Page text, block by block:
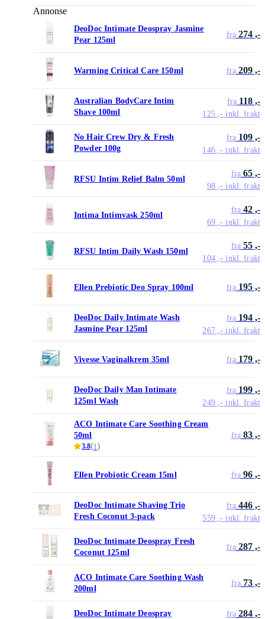
DeoDoc Intimate Deospray Jasmine
Pear 125ml
fra 274 ,-
Warming Critical Care 150ml fra 209 ,-
Australian BodyCare Intim
Shave 100ml
fra 118 ,-
125 ,- inkl. frakt
No Hair Crew Dry & Fresh
Powder 100g
fra 109 ,-
146 ,- inkl. frakt
RFSU Intim Relief Balm 50ml
fra 65 ,-
98 ,- inkl. frakt
Intima Intimvask 250ml
fra 42 ,-
69 ,- inkl. frakt
RFSU Intim Daily Wash 150ml
fra 55 ,-
104 ,- inkl. frakt
Ellen Prebiotic Deo Spray 100ml fra 195 ,-
DeoDoc Daily Intimate Wash
Jasmine Pear 125ml
fra 194 ,-
267 ,- inkl. frakt
Vivesse Vaginalkrem 35ml fra 179 ,-
DeoDoc Daily Man Intimate
125ml Wash
fra 199 ,-
249 ,- inkl. frakt
ACO Intimate Care Soothing Cream
50ml
3.8(1)
fra 83 ,-
Ellen Probiotic Cream 15ml fra 96 ,-
DeoDoc Intimate Shaving Trio
Fresh Coconut 3-pack
fra 446 ,-
559 ,- inkl. frakt
DeoDoc Intimate Deospray Fresh
Coconut 125ml
fra 287 ,-
ACO Intimate Care Soothing Wash
200ml
fra 73 ,-
DeoDoc Intimate Deospray
fra 284 ,-
Annonse